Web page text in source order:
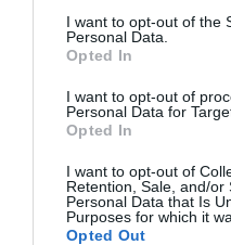
I want to opt-out of the
Personal Data.
Opted In
I want to opt-out of
Personal Data for
Opted In
I want to opt-out of
Retention, Sale, and/or
Personal Data that Is
Purposes for which it
Opted Out
Kupiectwo
Sprzedaż serwonapędów i
Ing. Marko Štofan
stofan@regada.sk
Sprzedaż zaworów
pneumatycznych i RTP